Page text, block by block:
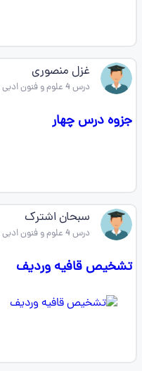
غزل منصوری
درس 4 علوم و فنون ادبی دهم
جزوه درس چهار
سبحان اشترک
درس 4 علوم و فنون ادبی دهم
تشخیص قافیه وردیف